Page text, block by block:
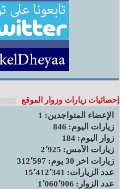
إحصائيات زيارات وزوار الموقع
الإعضاء المتواجدين: 1
زيارات اليوم: 846
زوار اليوم:184
زيارات الأمس: 2٬925
زيارات آخر 30 يوم:
312٬597
عدد الزيارات: 15٬412٬341
عدد الزوار: 1٬060٬906